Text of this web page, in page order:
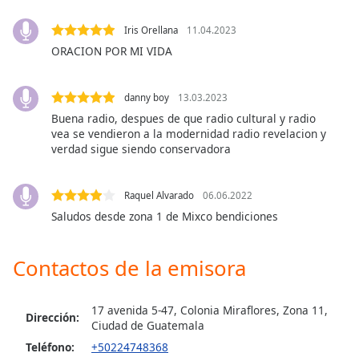
Font
Family
Done
dialog
window.
Iris Orellana 11.04.2023
ORACION POR MI VIDA
danny boy 13.03.2023
Buena radio, despues de que radio cultural y radio
vea se vendieron a la modernidad radio revelacion y
verdad sigue siendo conservadora
Raquel Alvarado 06.06.2022
Saludos desde zona 1 de Mixco bendiciones
Contactos de la emisora
Dirección:
17 avenida 5-47, Colonia Miraflores, Zona 11,
Ciudad de Guatemala
Teléfono:
+50224748368